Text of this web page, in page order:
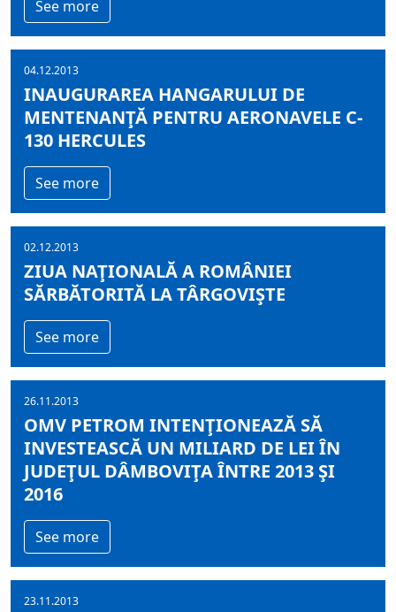
See more
04.12.2013
INAUGURAREA HANGARULUI DE
MENTENANŢĂ PENTRU AERONAVELE C-
130 HERCULES
See more
02.12.2013
ZIUA NAŢIONALĂ A ROMÂNIEI
SĂRBĂTORITĂ LA TÂRGOVIŞTE
See more
26.11.2013
OMV PETROM INTENŢIONEAZĂ SĂ
INVESTEASCĂ UN MILIARD DE LEI ÎN
JUDEŢUL DÂMBOVIŢA ÎNTRE 2013 ŞI
2016
See more
23.11.2013